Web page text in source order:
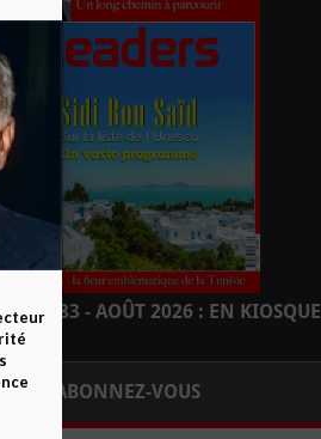
N° 183 - AOÛT 2026 : EN KIOSQUE
ABONNEZ-VOUS